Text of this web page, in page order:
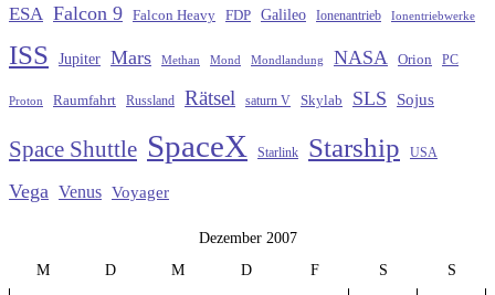
ESA Falcon 9 Falcon Heavy FDP Galileo Ionenantrieb Ionentriebwerke
ISS Jupiter Mars Methan Mond Mondlandung NASA Orion PC
Proton Raumfahrt Russland Rätsel saturn V Skylab SLS Sojus
Space Shuttle SpaceX Starlink Starship USA
Vega Venus Voyager
Dezember 2007
M
D M D F S S